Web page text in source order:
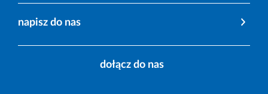
napisz do nas
dołącz do nas